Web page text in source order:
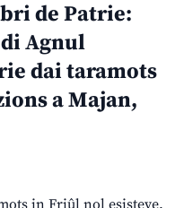
de Patrie:
Agnul
dai taramots
a Majan,